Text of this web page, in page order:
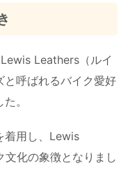
Leathers（ルイ
と呼ばれるバイク愛好
。
着用し、Lewis
化の象徴となりまし